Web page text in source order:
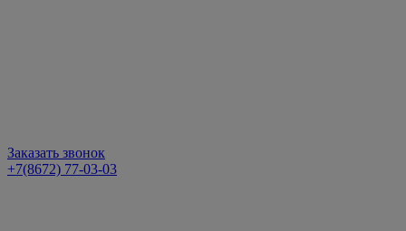
Заказать звонок
+7(8672) 77-03-03